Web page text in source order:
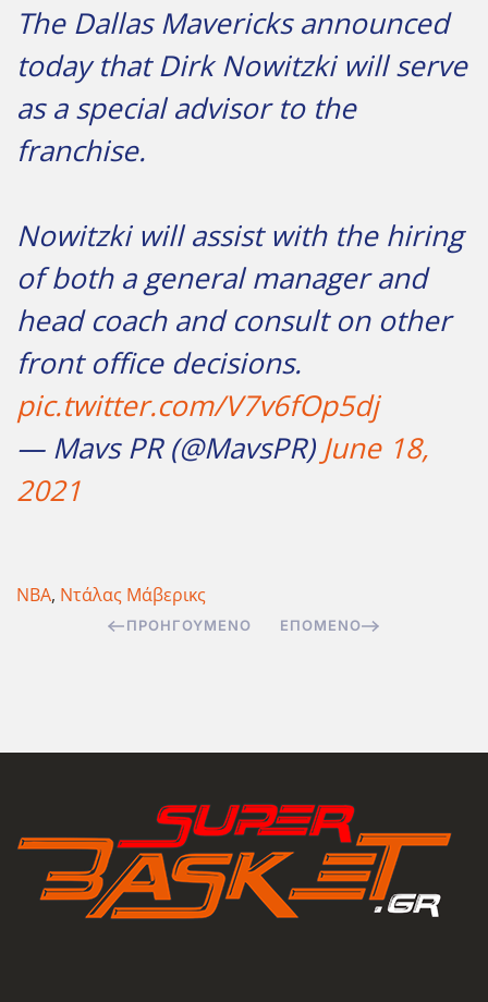
The Dallas Mavericks announced
today that Dirk Nowitzki will serve
as a special advisor to the
franchise.
Nowitzki will assist with the hiring
of both a general manager and
head coach and consult on other
front office decisions.
pic.twitter.com/V7v6fOp5dj
— Mavs PR (@MavsPR) June 18,
2021
NBA, Ντάλας Μάβερικς
ΠΡΟΗΓΟΎΜΕΝΟ ΕΠΌΜΕΝΟ